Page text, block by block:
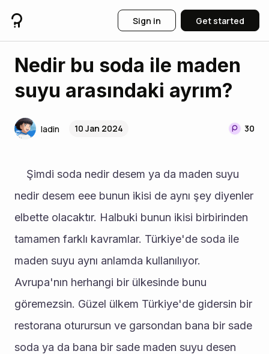
Sign in Get started
Nedir bu soda ile maden
suyu arasındaki ayrım?
ladin 10 Jan 2024 30
nedir desem eee bunun ikisi de aynı şey diyenler
elbette olacaktır. Halbuki bunun ikisi birbirinden
tamamen farklı kavramlar. Türkiye'de soda ile
maden suyu aynı anlamda kullanılıyor.
Avrupa'nın herhangi bir ülkesinde bunu
göremezsin. Güzel ülkem Türkiye'de gidersin bir
restorana oturursun ve garsondan bana bir sade
soda ya da bana bir sade maden suyu desen